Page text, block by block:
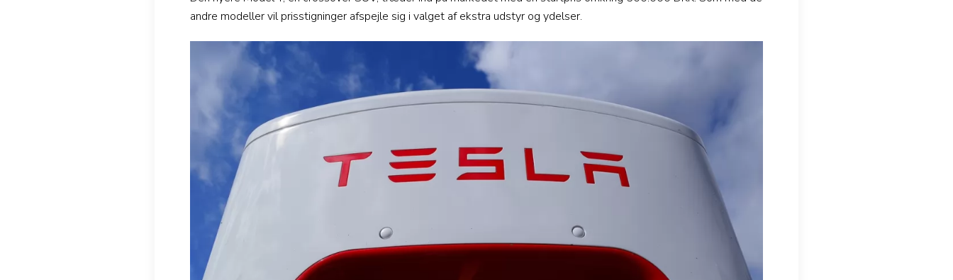
andre modeller vil prisstigninger afspejle sig i valget af ekstra udstyr og ydelser.